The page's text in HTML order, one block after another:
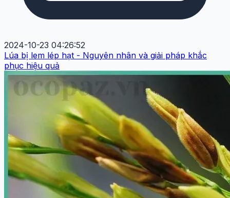
2024-10-23 04:26:52
Lúa bị lem lép hạt - Nguyên nhân và giải pháp khắc
phục hiệu quả